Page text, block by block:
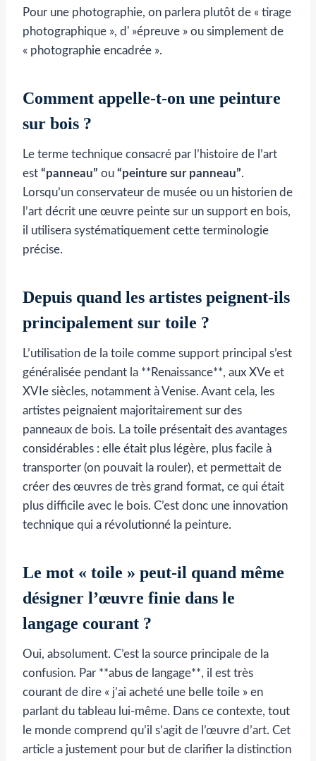
Pour une photographie, on parlera plutôt de « tirage
photographique », d' »épreuve » ou simplement de
« photographie encadrée ».
Comment appelle-t-on une peinture
sur bois ?
Le terme technique consacré par l’histoire de l’art
est “panneau” ou “peinture sur panneau”.
Lorsqu’un conservateur de musée ou un historien de
l’art décrit une œuvre peinte sur un support en bois,
il utilisera systématiquement cette terminologie
précise.
Depuis quand les artistes peignent-ils
principalement sur toile ?
L’utilisation de la toile comme support principal s’est
généralisée pendant la **Renaissance**, aux XVe et
XVIe siècles, notamment à Venise. Avant cela, les
artistes peignaient majoritairement sur des
panneaux de bois. La toile présentait des avantages
considérables : elle était plus légère, plus facile à
transporter (on pouvait la rouler), et permettait de
créer des œuvres de très grand format, ce qui était
plus difficile avec le bois. C’est donc une innovation
technique qui a révolutionné la peinture.
Le mot « toile » peut-il quand même
désigner l’œuvre finie dans le
langage courant ?
Oui, absolument. C’est la source principale de la
confusion. Par **abus de langage**, il est très
courant de dire « j’ai acheté une belle toile » en
parlant du tableau lui-même. Dans ce contexte, tout
le monde comprend qu’il s’agit de l’œuvre d’art. Cet
article a justement pour but de clarifier la distinction